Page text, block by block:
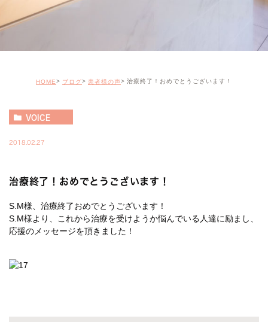
HOME ブログ 患者様の声 治療終了！おめでとうございます！
VOICE
2018.02.27
治療終了！おめでとうございます！
S.M様、治療終了おめでとうございます！
S.M様より、これから治療を受けようか悩んでいる人達に励まし、
応援のメッセージを頂きました！